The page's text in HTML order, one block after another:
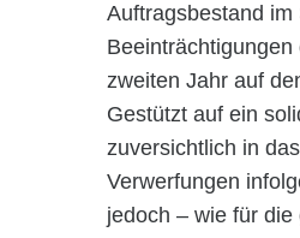
Auftragsbestand
zweiten Jahr auf
Gestützt auf ein
zuversichtlich in
Verwerfungen
jedoch – wie für